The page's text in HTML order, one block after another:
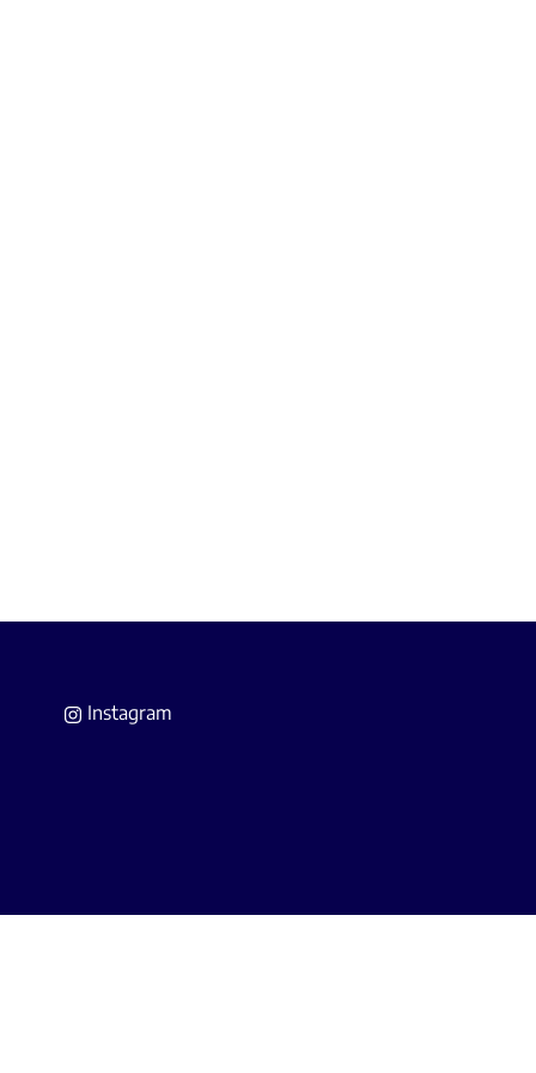
Instagram